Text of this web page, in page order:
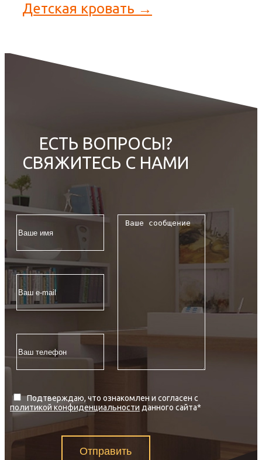
Детская кровать →
ЕСТЬ ВОПРОСЫ?
СВЯЖИТЕСЬ С НАМИ
Подтверждаю, что ознакомлен и согласен с
политикой конфиденциальности данного сайта*
Отправить